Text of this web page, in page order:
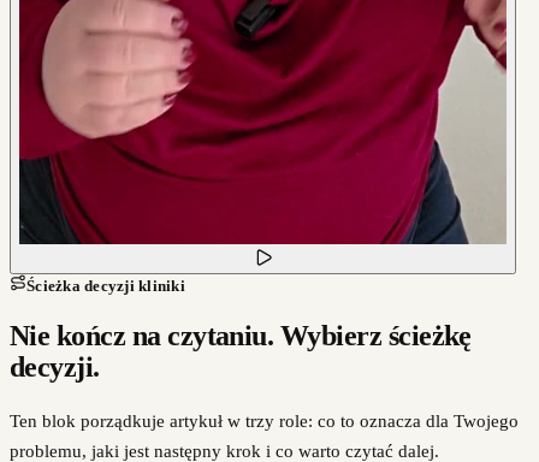
Ścieżka decyzji kliniki
Nie kończ na czytaniu. Wybierz ścieżkę
decyzji.
Ten blok porządkuje artykuł w trzy role: co to oznacza dla Twojego
problemu, jaki jest następny krok i co warto czytać dalej.